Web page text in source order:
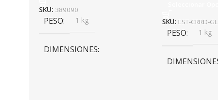
SKU: 389090
PESO 1 kg
DIMENSIONES
SKU: EST-CRRD-
PESO 1 kg